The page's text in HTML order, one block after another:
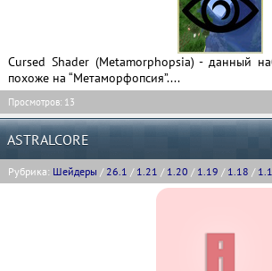
Cursed Shader (Metamorphopsia) - данный
похоже на “Метаморфопсия”....
Просмотров: 13
ASTRALCORE
Рубрика: Шейдеры /26.1 / 1.21 / 1.20 / 1.19 / 1.18 /